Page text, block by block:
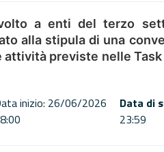
a enti del terzo
alla stipula di una
previste nelle Task
inizio: 26/06/2026
Data di
23:59